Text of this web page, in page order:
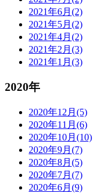
2021年6月(2)
2021年5月(2)
2021年4月(2)
2021年2月(3)
2021年1月(3)
2020年
2020年12月(5)
2020年11月(6)
2020年10月(10)
2020年9月(7)
2020年8月(5)
2020年7月(7)
2020年6月(9)